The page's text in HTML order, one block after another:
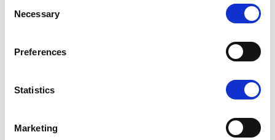
Selection
Necessary
Preferences
Statistics
Marketing